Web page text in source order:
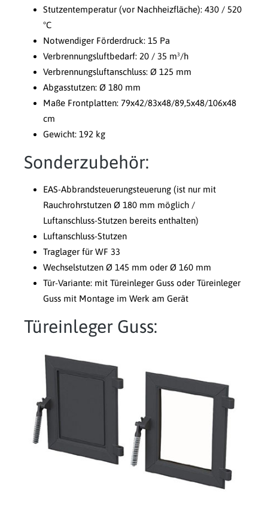
Stutzentemperatur (vor Nachheizfläche): 430 / 520
°C
Notwendiger Förderdruck: 15 Pa
Verbrennungsluftbedarf: 20 / 35 m³/h
Verbrennungsluftanschluss: Ø 125 mm
Abgasstutzen: Ø 180 mm
Maße Frontplatten: 79x42/83x48/89,5x48/106x48
cm
Gewicht: 192 kg
Sonderzubehör:
EAS-Abbrandsteuerungsteuerung (ist nur mit
Rauchrohrstutzen Ø 180 mm möglich /
Luftanschluss-Stutzen bereits enthalten)
Luftanschluss-Stutzen
Traglager für WF 33
Wechselstutzen Ø 145 mm oder Ø 160 mm
Tür-Variante: mit Türeinleger Guss oder Türeinleger
Guss mit Montage im Werk am Gerät
Türeinleger Guss: